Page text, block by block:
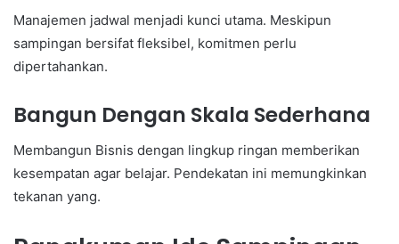
Manajemen jadwal menjadi kunci utama. Meskipun
sampingan bersifat fleksibel, komitmen perlu
dipertahankan.
Bangun Dengan Skala Sederhana
Membangun Bisnis dengan lingkup ringan memberikan
kesempatan agar belajar. Pendekatan ini memungkinkan
tekanan yang.